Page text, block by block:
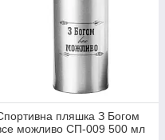
пляшка З Богом
можливо СП-009 500 мл